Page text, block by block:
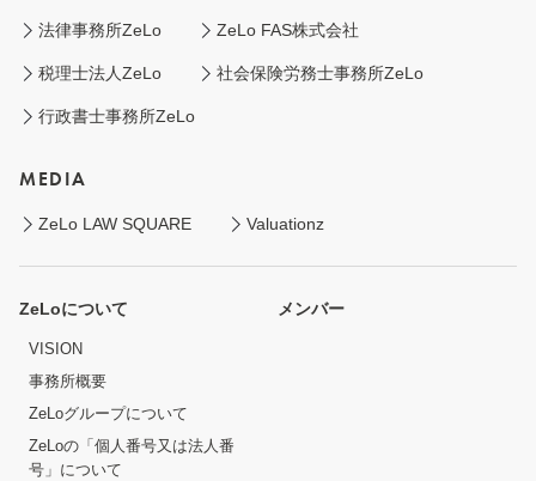
法律事務所ZeLo ZeLo FAS株式会社
税理士法人ZeLo 社会保険労務士事務所ZeLo
行政書士事務所ZeLo
MEDIA
ZeLo LAW SQUARE Valuationz
ZeLoについて
VISION
事務所概要
ZeLoグループについて
ZeLoの「個人番号又は法人番
号」について
メンバー